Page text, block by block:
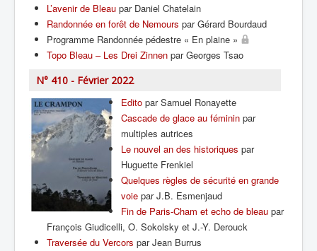
L’avenir de Bleau par Daniel Chatelain
Randonnée en forêt de Nemours par Gérard Bourdaud
Programme Randonnée pédestre « En plaine »
Topo Bleau – Les Drei Zinnen par Georges Tsao
N° 410 - Février 2022
Edito par Samuel Ronayette
Cascade de glace au féminin par
multiples autrices
Le nouvel an des historiques par
Huguette Frenkiel
Quelques règles de sécurité en grande
voie par J.B. Esmenjaud
Fin de Paris-Cham et echo de bleau par
François Giudicelli, O. Sokolsky et J.-Y. Derouck
Traversée du Vercors par Jean Burrus